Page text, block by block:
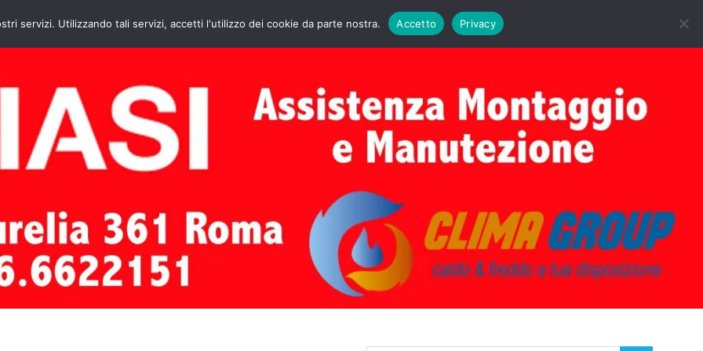
HOME CONTATTI ASSISTENZA CALDAIE BIASI PRIMA ACCENSIONE CALDAIE BIASI
servizi. Utilizzando tali servizi, accetti l'utilizzo dei cookie da parte nostra. Accetto Privacy